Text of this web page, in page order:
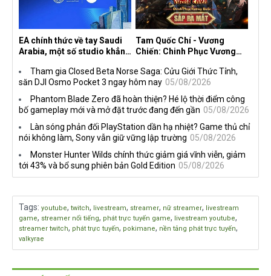
EA chính thức về tay Saudi
Arabia, một số studio khẳng
lược DEI
Tam Quốc Chí - Vương
Chiến: Chinh Phục Vương
sáu thị trường Đông Nam Á
Tham gia Closed Beta Norse Saga: Cửu Giới Thức Tỉnh,
săn DJI Osmo Pocket 3 ngay hôm nay 05/08/2026
Phantom Blade Zero đã hoàn thiện? Hé lộ thời điểm công
bố gameplay mới và mở đặt trước đang đến gần 05/08/2026
Làn sóng phản đối PlayStation dần hạ nhiệt? Game thủ chỉ
nói không làm, Sony vẫn giữ vững lập trường 05/08/2026
Monster Hunter Wilds chính thức giảm giá vĩnh viễn, giảm
tới 43% và bổ sung phiên bản Gold Edition 05/08/2026
Tags: youtube, twitch, livestream, streamer, nữ streamer,
livestream
game, streamer nổi tiếng, phát trực tuyến game, livestream youtube,
streamer twitch, phát trực tuyến, pokimane, nền tảng phát trực tuyến,
valkyrae